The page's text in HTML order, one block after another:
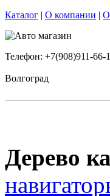
Каталог | О компании |
Телефон: +7(908)911-66-
Волгоград
Дерево